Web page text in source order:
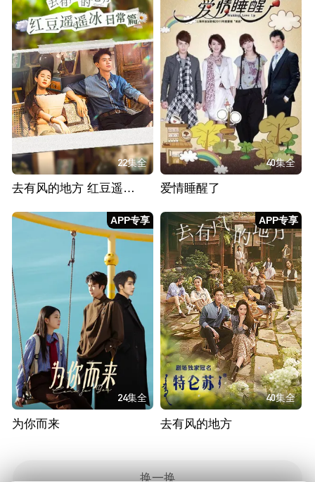
22集全
去有风的地方 红豆遥遥冰日常篇
40集全
爱情睡醒了
APP专享
24集全
为你而来
APP专享
40集全
去有风的地方
换一换